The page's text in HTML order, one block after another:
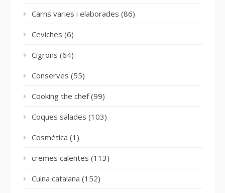
Carns varies i elaborades (86)
Ceviches (6)
Cigrons (64)
Conserves (55)
Cooking the chef(99)
Coques salades (103)
Cosmètica (1)
cremes calentes (113)
Cuina catalana (152)